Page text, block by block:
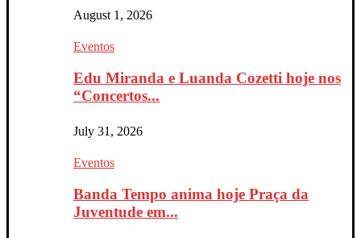
August 1, 2026
Eventos
Edu Miranda e Luanda Cozetti hoje nos
“Concertos...
July 31, 2026
Eventos
Banda Tempo anima hoje Praça da
Juventude em...